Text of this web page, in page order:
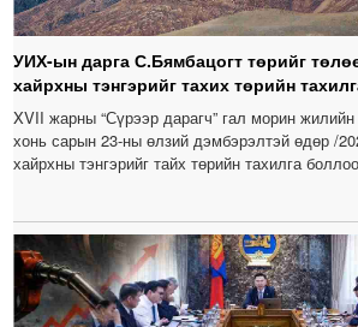
УИХ-ын дарга С.Бямбацогт төрийг
хайрхны тэнгэрийг тахих төрийн
XVII жарны “Сүрээр дарагч” гал морин
хонь сарын 23-ны өлзий дэмбэрэлтэй өдөр /
хайрхны тэнгэрийг тайх төрийн тахилга